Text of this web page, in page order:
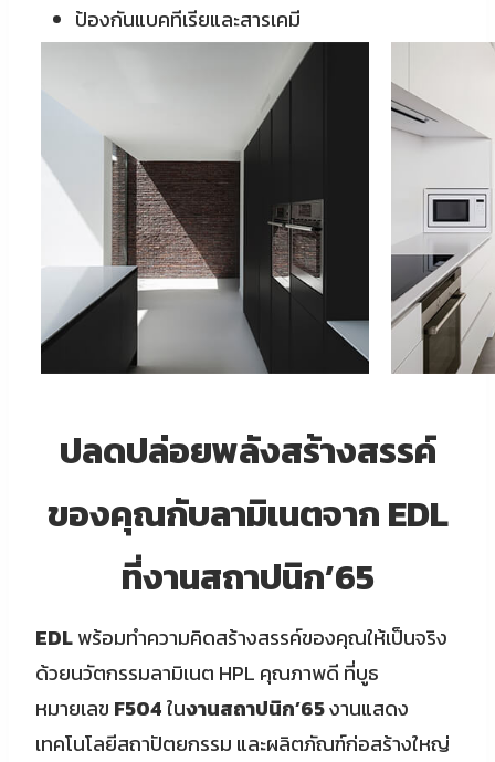
ป้องกันแบคทีเรียและสารเคมี
ปลดปล่อยพลังสร้างสรรค์
ของคุณกับลามิเนตจาก EDL
ที่งานสถาปนิก’65
EDLพร้อมทำความคิดสร้างสรรค์ของคุณให้เป็นจริง
ด้วยนวัตกรรมลามิเนต HPL คุณภาพดี ที่บูธ
หมายเลข F504ในงานสถาปนิก’65งานแสดง
เทคโนโลยีสถาปัตยกรรม และผลิตภัณฑ์ก่อสร้างใหญ่